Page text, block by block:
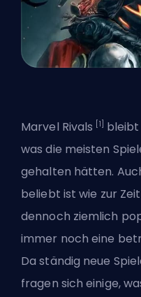
Marvel Rivals [1]
bleibt
was die meisten
gehalten hätten.
beliebt ist wie zur
dennoch ziemlich
immer noch eine
Da ständig neue
fragen sich einige,